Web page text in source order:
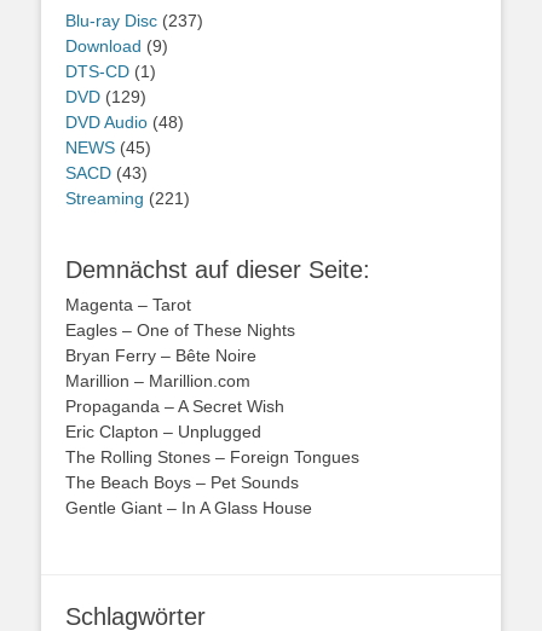
Blu-ray Disc (237)
Download (9)
DTS-CD (1)
DVD (129)
DVD Audio (48)
NEWS (45)
SACD (43)
Streaming (221)
Demnächst auf dieser Seite:
Magenta – Tarot
Eagles – One of These Nights
Bryan Ferry – Bête Noire
Marillion – Marillion.com
Propaganda – A Secret Wish
Eric Clapton – Unplugged
The Rolling Stones – Foreign Tongues
The Beach Boys – Pet Sounds
Gentle Giant – In A Glass House
Schlagwörter